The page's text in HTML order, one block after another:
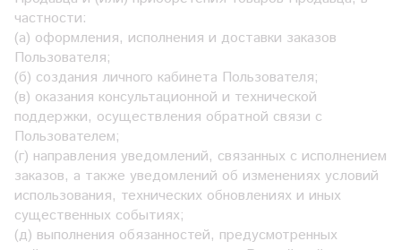
частности:
(а) оформления, исполнения и доставки заказов
Пользователя;
(б) создания личного кабинета Пользователя;
(в) оказания консультационной и технической
поддержки, осуществления обратной связи с
Пользователем;
(г) направления уведомлений, связанных с исполнением
заказов, а также уведомлений об изменениях условий
использования, технических обновлениях и иных
существенных событиях;
(д) выполнения обязанностей, предусмотренных